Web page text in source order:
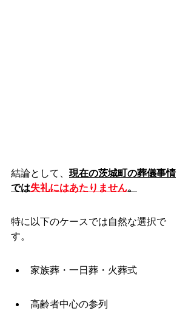
結論として、 現在の茨城町の葬儀事情
では失礼にはあたりません。
特に以下のケースでは自然な選択で
す。
家族葬・一日葬・火葬式
高齢者中心の参列